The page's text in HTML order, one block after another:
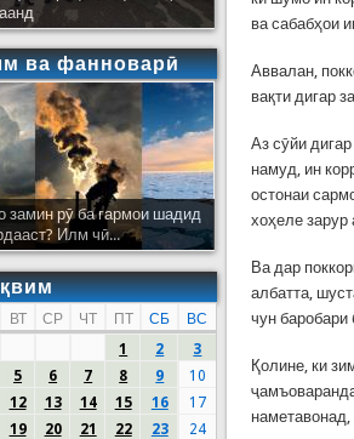
ва сабабҳои
Аввалан,
вақти дигар
Аз сӯйи
намуд, ин
остонаи
хоҳеле зарур
Ва дар
албатта,
чун
Қолине, ки
ва фанноварӣ
замин рӯ ба гармои шадид
Илм чӣ...
ВТ СР ЧТ ПТ СБ
ВС
1
2
3
5 6 7 8 9
10
12 13 14 15 16
17
19 20 21 22 23
24